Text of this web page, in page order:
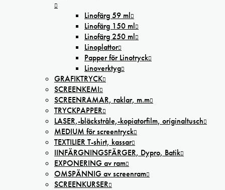
Linofärg 59 ml
Linofärg 150 ml
Linofärg 250 ml
Linoplattor
Papper för Linotryck
Linoverktyg
GRAFIKTRYCK
SCREENKEMI
SCREENRAMAR, raklar, m.m
TRYCKPAPPER
LASER,-bläckstråle,-kopiatorfilm, oríginaltusch
MEDIUM för screentryck
TEXTILIER T-shirt, kassar
IINFÄRGNINGSFÄRGER, Dypro, Batik
EXPONERING av ram
OMSPÄNNIG av screenram
SCREENKURSER